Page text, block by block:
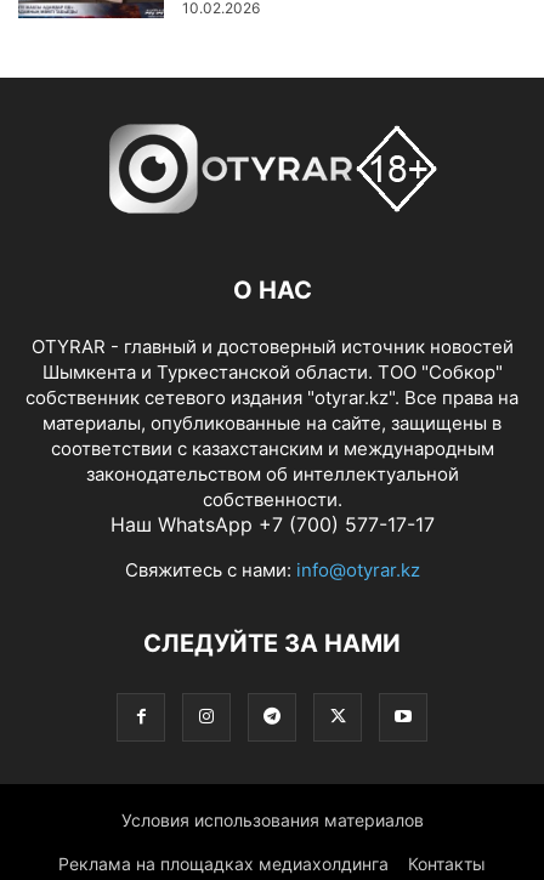
10.02.2026
О НАС
OTYRAR - главный и достоверный источник новостей
Шымкента и Туркестанской области. ТОО "Собкор"
собственник сетевого издания "otyrar.kz". Все права на
материалы, опубликованные на сайте, защищены в
соответствии с казахстанским и международным
законодательством об интеллектуальной
собственности.
Наш WhatsApp +7 (700) 577-17-17
Свяжитесь с нами: info@otyrar.kz
СЛЕДУЙТЕ ЗА НАМИ
Условия использования материалов
Реклама на площадках медиахолдинга Контакты